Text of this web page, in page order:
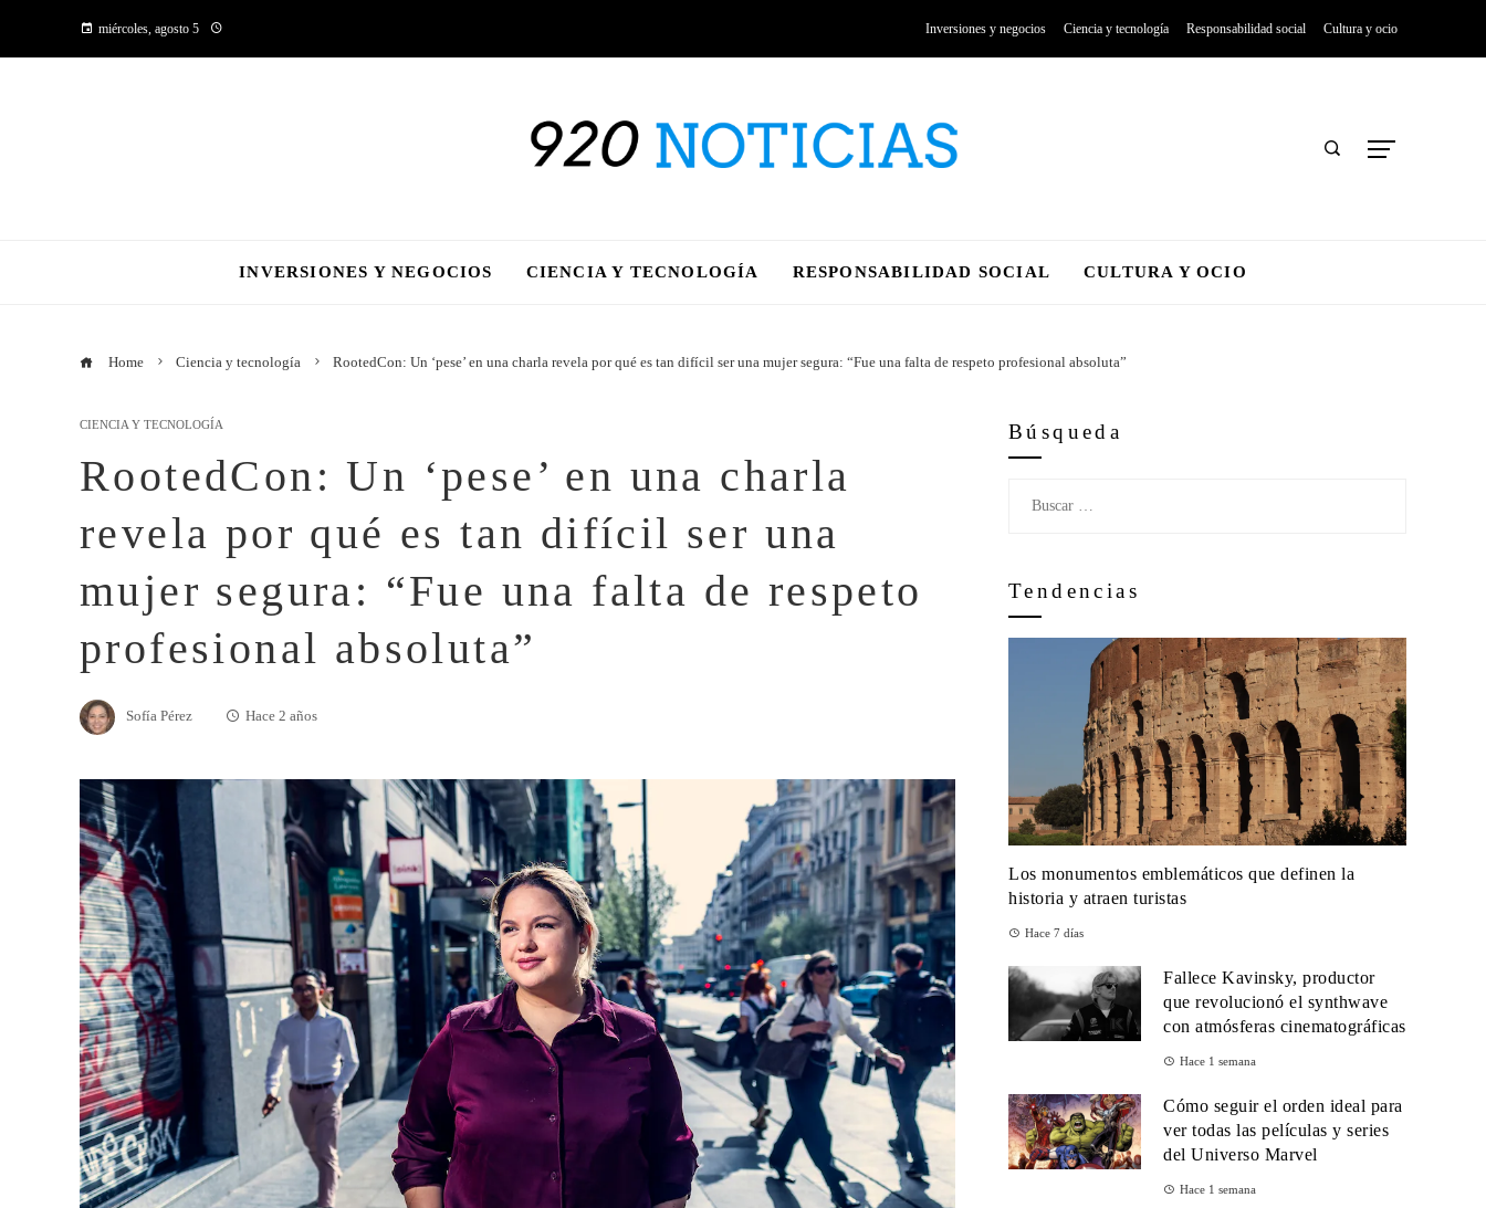
miércoles, agosto 5 Inversiones y negocios Ciencia y tecnología Responsabilidad social Cultura y ocio
INVERSIONES Y NEGOCIOS CIENCIA Y TECNOLOGÍA RESPONSABILIDAD SOCIAL CULTURA Y OCIO
Home Ciencia y tecnología RootedCon: Un ‘pese’ en una charla revela por qué es tan difícil ser una mujer segura: “Fue una falta de respeto profesional absoluta”
CIENCIA Y TECNOLOGÍA
RootedCon: Un ‘pese’ en una charla
revela por qué es tan difícil ser una
mujer segura: “Fue una falta de respeto
profesional absoluta”
Sofía Pérez Hace 2 años
Búsqueda
Tendencias
Los monumentos emblemáticos que definen la
historia y atraen turistas
Hace 7 días
Fallece Kavinsky, productor
que revolucionó el synthwave
con atmósferas cinematográficas
Hace 1 semana
Cómo seguir el orden ideal para
ver todas las películas y series
del Universo Marvel
Hace 1 semana